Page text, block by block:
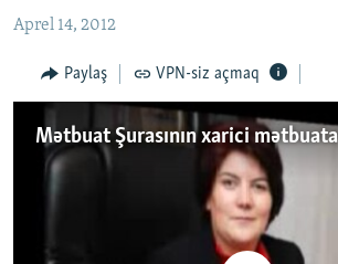
Axtarışa
keçFƏRQƏ BAX
QANUNI DOĞRU
ARAŞDIRMA
MULTIMEDIA
VIDEO
RADIO ARXIV
Aprel 14, 2012
Paylaş VPN-siz açmaq